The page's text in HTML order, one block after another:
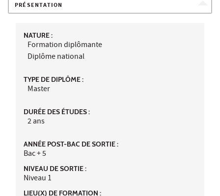
PRÉSENTATION
NATURE :
Formation diplômante
Diplôme national
TYPE DE DIPLÔME :
Master
DURÉE DES ÉTUDES :
2 ans
ANNÉE POST-BAC DE SORTIE :
Bac + 5
NIVEAU DE SORTIE :
Niveau 1
LIEU(X) DE FORMATION :